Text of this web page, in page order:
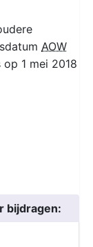
AOW
1 mei 2018
bijdragen: